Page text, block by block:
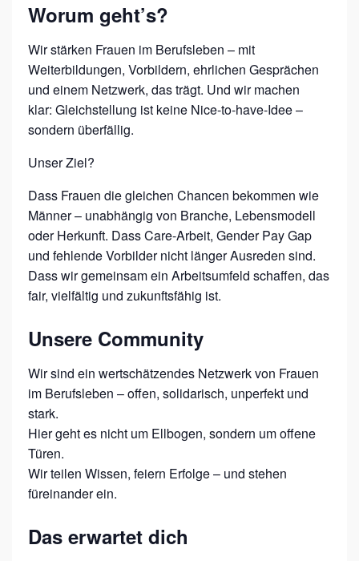
Worum geht’s?
Wir stärken Frauen im Berufsleben – mit
Weiterbildungen, Vorbildern, ehrlichen Gesprächen
und einem Netzwerk, das trägt. Und wir machen
klar: Gleichstellung ist keine Nice-to-have-Idee –
sondern überfällig.
Unser Ziel?
Dass Frauen die gleichen Chancen bekommen wie
Männer – unabhängig von Branche, Lebensmodell
oder Herkunft. Dass Care-Arbeit, Gender Pay Gap
und fehlende Vorbilder nicht länger Ausreden sind.
Dass wir gemeinsam ein Arbeitsumfeld schaffen, das
fair, vielfältig und zukunftsfähig ist.
Unsere Community
Wir sind ein wertschätzendes Netzwerk von Frauen
im Berufsleben – offen, solidarisch, unperfekt und
stark.
Hier geht es nicht um Ellbogen, sondern um offene
Türen.
Wir teilen Wissen, feiern Erfolge – und stehen
füreinander ein.
Das erwartet dich